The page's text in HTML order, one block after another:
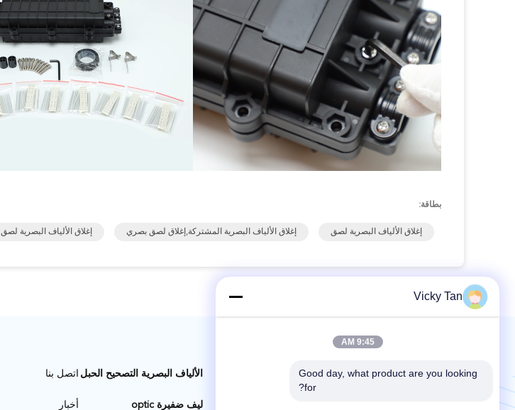
بطاقة:
إغلاق الألياف البصرية لصق إغلاق الألياف البصرية المشتركة,إغلاق لصق بصري إغلاق الألياف البصرية لصق
اتصل بنا
أخبار
الألياف البصرية التصحيح الحبل
ليف ضفيرة optic
Vicky Tan
9:45 AM
Good day, what product are you looking
for?